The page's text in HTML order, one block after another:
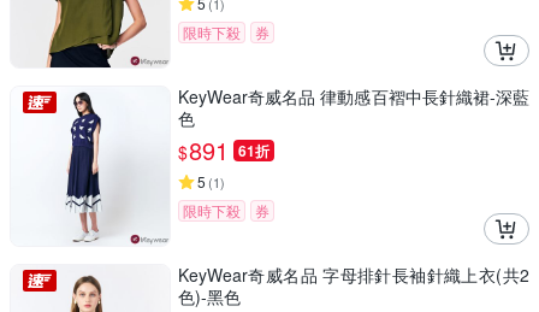
(1)
限時下殺 券
KeyWear奇威名品 律動感百褶中長針織裙-深藍
色
$891 61折
5 (1)
限時下殺 券
KeyWear奇威名品 字母排針長袖針織上衣(共2
色)-黑色